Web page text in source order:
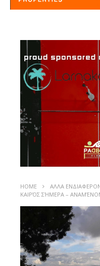
HOME ΑΛΛΑ
ΚΑΙΡΌΣ ΣΉΜΕΡΑ –